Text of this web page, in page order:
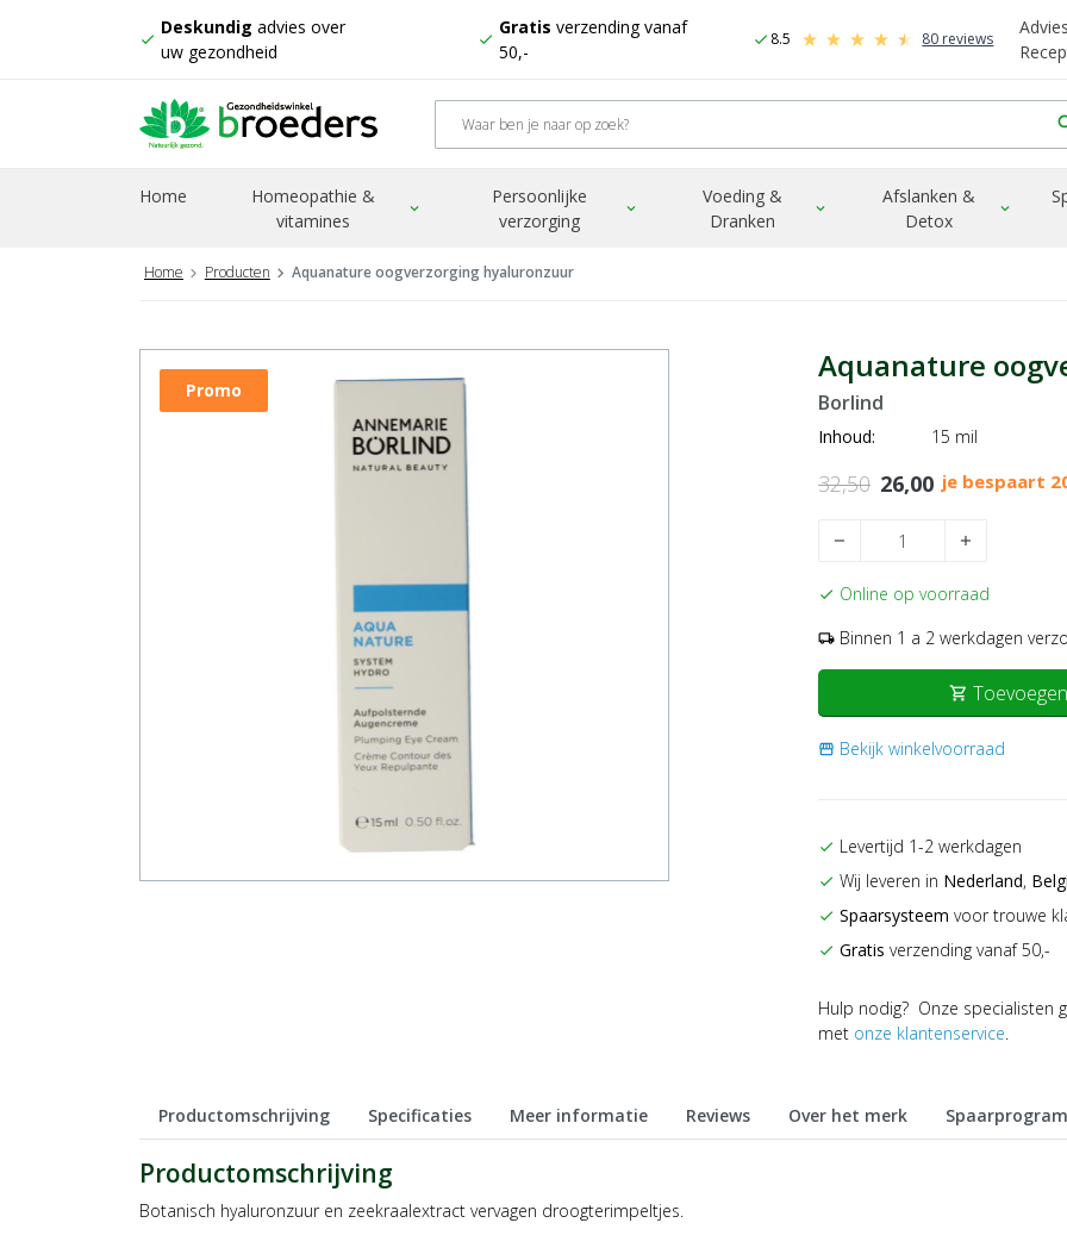
check
Deskundig advies over
uw gezondheid
check
Gratis verzending vanaf
50,-
check 8.5 80 reviews
Home
Homeopathie &
vitamines
expand_more
Persoonlijke
verzorging
expand_more
Voeding &
Dranken
expand_more
Afslanken &
Detox
expand_more
Home Producten Aquanature oogverzorging hyaluronzuur
Promo
Aquanature
Borlind
Inhoud: 15 mil
32,50 26,00 je bespaart
remove add
check Online op voorraad
local_shipping Binnen 1 a 2 werkdagen
shopping_cart
storefront Bekijk winkelvoorraad
check Levertijd 1-2 werkdagen
check Wij leveren in Nederland,
check Spaarsysteem voor trouwe
check Gratis verzending vanaf 50,-
Hulp nodig? Onze specialisten
met onze klantenservice.
Productomschrijving Specificaties Meer informatie Reviews Over het merk
Productomschrijving
Botanisch hyaluronzuur en zeekraalextract vervagen droogterimpeltjes.